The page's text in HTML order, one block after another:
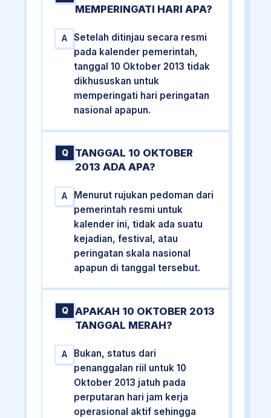
MEMPERINGATI HARI APA?
A
Setelah ditinjau secara resmi
pada kalender pemerintah,
tanggal 10 Oktober 2013 tidak
dikhususkan untuk
memperingati hari peringatan
nasional apapun.
Q
TANGGAL 10 OKTOBER
2013 ADA APA?
A
Menurut rujukan pedoman dari
pemerintah resmi untuk
kalender ini, tidak ada suatu
kejadian, festival, atau
peringatan skala nasional
apapun di tanggal tersebut.
Q
APAKAH 10 OKTOBER 2013
TANGGAL MERAH?
A
Bukan, status dari
penanggalan riil untuk 10
Oktober 2013 jatuh pada
perputaran hari jam kerja
operasional aktif sehingga